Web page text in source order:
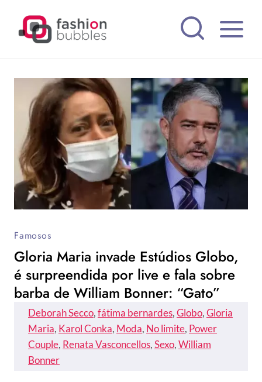
Famosos
Gloria Maria invade Estúdios Globo,
é surpreendida por live e fala sobre
barba de William Bonner: “Gato”
Deborah Secco, fátima bernardes, Globo, Gloria
Maria, Karol Conka, Moda, No limite, Power
Couple, Renata Vasconcellos, Sexo, William
Bonner